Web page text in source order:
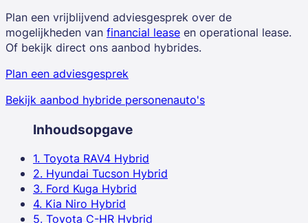
Plan een vrijblijvend adviesgesprek over de
mogelijkheden van financial lease en operational lease.
Of bekijk direct ons aanbod hybrides.
Plan een adviesgesprek
Bekijk aanbod hybride personenauto's
Inhoudsopgave
1. Toyota RAV4 Hybrid
2. Hyundai Tucson Hybrid
3. Ford Kuga Hybrid
4. Kia Niro Hybrid
5. Toyota C-HR Hybrid